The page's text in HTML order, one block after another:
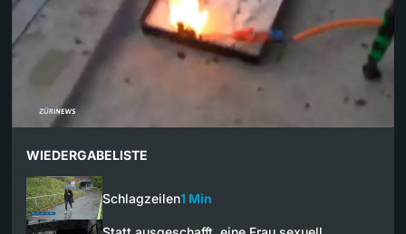
WIEDERGABELISTE
Schlagzeilen1 Min